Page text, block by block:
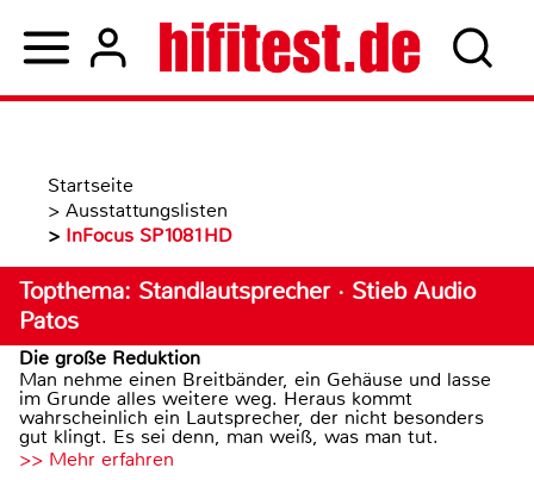
Startseite
> Ausstattungslisten
> InFocus SP1081HD
Topthema: Standlautsprecher · Stieb Audio
Patos
Die große Reduktion
Man nehme einen Breitbänder, ein Gehäuse und lasse
im Grunde alles weitere weg. Heraus kommt
wahrscheinlich ein Lautsprecher, der nicht besonders
gut klingt. Es sei denn, man weiß, was man tut.
>> Mehr erfahren